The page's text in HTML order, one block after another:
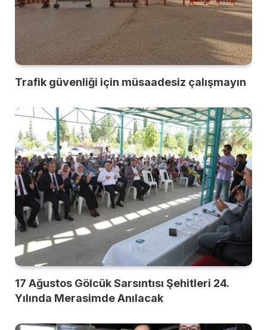
Trafik güvenliği için müsaadesiz çalışmayın
17 Ağustos Gölcük Sarsıntısı Şehitleri 24.
Yılında Merasimde Anılacak